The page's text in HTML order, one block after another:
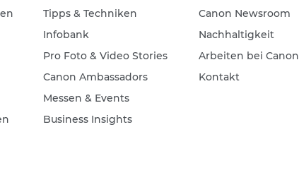
Tipps & Techniken
Infobank
Pro Foto & Video Stories
Canon Ambassadors
Messen & Events
Business Insights
Canon Newsroom
Nachhaltigkeit
Arbeiten bei Canon
Kontakt